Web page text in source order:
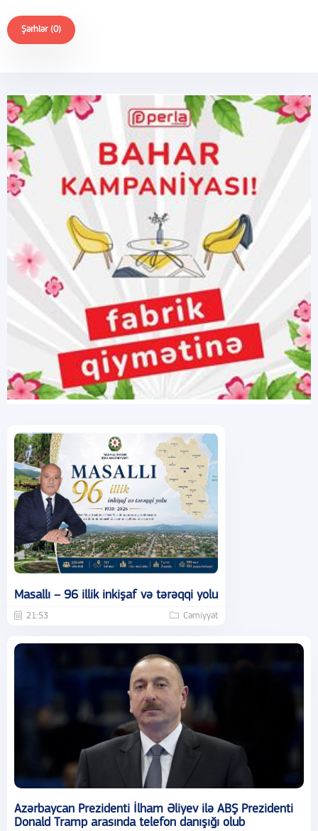
Şərhlər (0)
Masallı – 96 illik inkişaf və tərəqqi yolu
21:53 Cəmiyyət
Azərbaycan Prezidenti İlham Əliyev ilə ABŞ Prezidenti
Donald Tramp arasında telefon danışığı olub